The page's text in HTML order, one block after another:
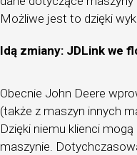
Możliwe jest to dzięki
Idą zmiany: JDLink we
Obecnie John Deere
(także z maszyn innych
Dzięki niemu klienci
maszynie.